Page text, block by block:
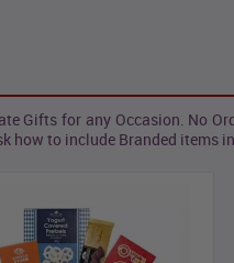
Gifts for any Occasion. No
how to include Branded items